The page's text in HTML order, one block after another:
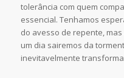
tolerância com quem
essencial. Tenhamos
do avesso de repente,
um dia sairemos da
inevitavelmente